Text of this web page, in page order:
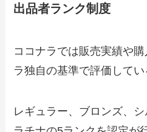
出品者ランク制度
ココナラでは販売実績や
ラ独自の基準で評価してい
レギュラー、ブロンズ、